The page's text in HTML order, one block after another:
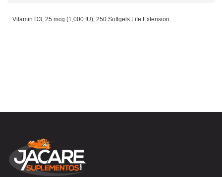
Vitamin D3, 25 mcg (1,000 IU), 250 Softgels Life Extension